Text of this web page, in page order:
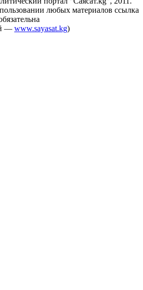
любых материалов ссылка
— www.sayasat.kg)